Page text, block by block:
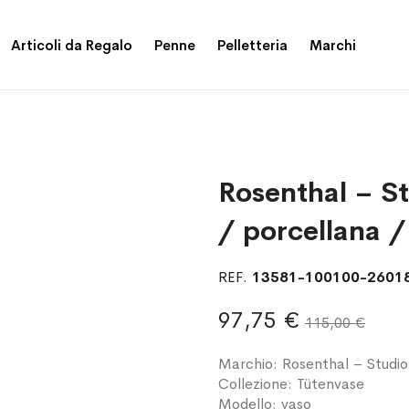
Articoli da Regalo Penne Pelletteria Marchi
Rosenthal –
/ porcellana
REF. 13581-100100-
97,75 € 115,00 €
Marchio: Rosenthal –
Collezione: Tütenvase
Modello: vaso